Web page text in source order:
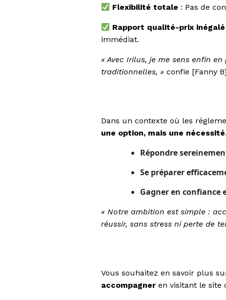
Flexibilité totale : Pas de
Rapport qualité-prix inégalé
immédiat.
« Avec Irilus, je me sens enfin
traditionnelles, » confie [Fanny
Dans un contexte où les
une option, mais une nécessité
Répondre
Se préparer
Gagner en
« Notre ambition est simple :
réussir, sans stress ni perte de
Vous souhaitez en savoir plus
accompagner en visitant le site